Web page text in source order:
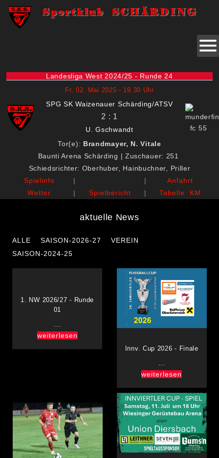
Landesliga West 2024/25 - Runde 24
Fr, 02. Mai 2025 - 19.30 Uhr
SPG SK Waizenauer Schärding/ATSV
2 : 1
U. Gschwandt
Tor(e): Brandmayer, N. Vitale
Baunti Arena Schärding | Zuschauer: 251
Schiedsrichter: Oberhuber, Hainbuchner, Priller
Spielinfo
| |
Anfahrt
Wetter
| Spielbericht | Tabelle KM
aktuelle News
ALLE SAISON-2026-27
VEREIN
SAISON-2024-25
1. NW 2026/27 - Runde
01
weiterlesen
Innv. Cup 2026 - Finale
...
weiterlesen